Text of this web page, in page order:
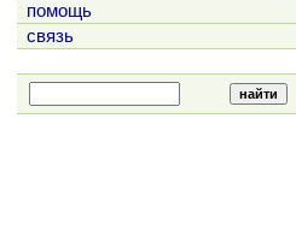
помощь
связь